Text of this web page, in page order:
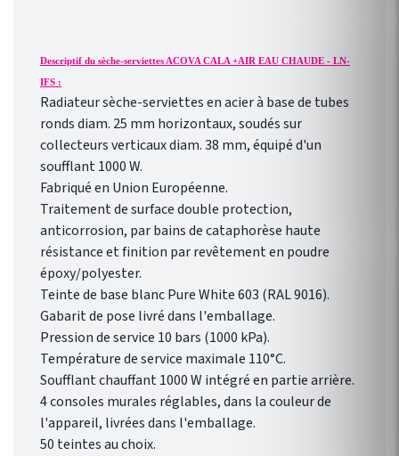
Descriptif du sèche-serviettes ACOVA CALA +AIR EAU CHAUDE - LN-
IFS :
Radiateur sèche-serviettes en acier à base de tubes
ronds diam. 25 mm horizontaux, soudés sur
collecteurs verticaux diam. 38 mm, équipé d'un
soufflant 1000 W.
Fabriqué en Union Européenne.
Traitement de surface double protection,
anticorrosion, par bains de cataphorèse haute
résistance et finition par revêtement en poudre
époxy/polyester.
Teinte de base blanc Pure White 603 (RAL 9016).
Gabarit de pose livré dans l'emballage.
Pression de service 10 bars (1000 kPa).
Température de service maximale 110°C.
Soufflant chauffant 1000 W intégré en partie arrière.
4 consoles murales réglables, dans la couleur de
l'appareil, livrées dans l'emballage.
50 teintes au choix.